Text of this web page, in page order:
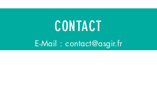
CONTACT
E-Mail :contact@asgir.fr